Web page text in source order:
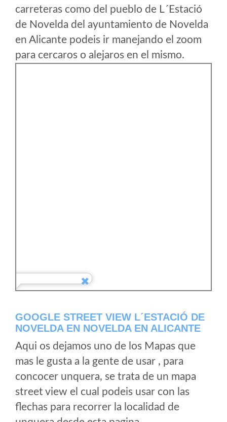
carreteras como del pueblo de L´Estació
de Novelda del ayuntamiento de Novelda
en Alicante podeis ir manejando el zoom
para cercaros o alejaros en el mismo.
GOOGLE STREET VIEW L´ESTACIÓ DE
NOVELDA EN NOVELDA EN ALICANTE
Aqui os dejamos uno de los Mapas que
mas le gusta a la gente de usar , para
concocer unquera, se trata de un mapa
street view el cual podeis usar con las
flechas para recorrer la localidad de